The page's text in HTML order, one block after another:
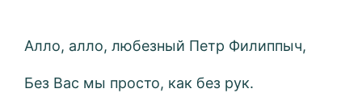
Алло, алло, любезный Петр Филиппыч,
Без Вас мы просто, как без рук.